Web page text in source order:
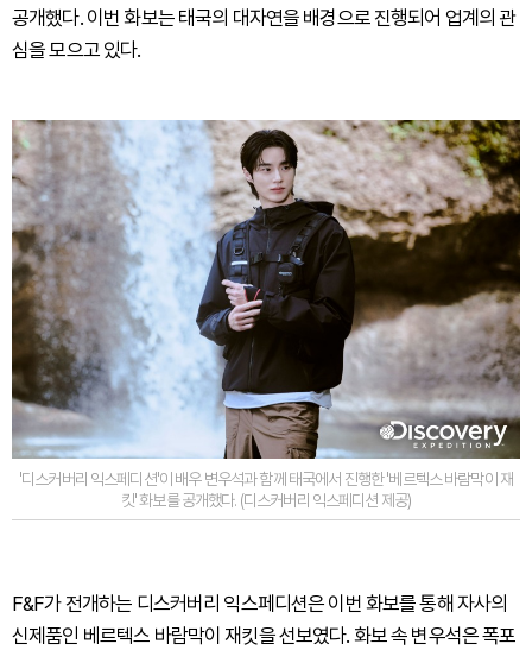
공개했다. 이번 화보는 태국의 대자연을 배경으로 진행되어 업계의 관
심을 모으고 있다.
'디스커버리 익스페디션'이 배우 변우석과 함께 태국에서 진행한 '베르텍스 바람막이 재
킷' 화보를 공개했다. (디스커버리 익스페디션 제공)
F&F가 전개하는 디스커버리 익스페디션은 이번 화보를 통해 자사의
신제품인 베르텍스 바람막이 재킷을 선보였다. 화보 속 변우석은 폭포